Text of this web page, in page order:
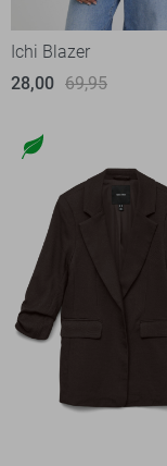
Ichi Blazer
28,00 69,95